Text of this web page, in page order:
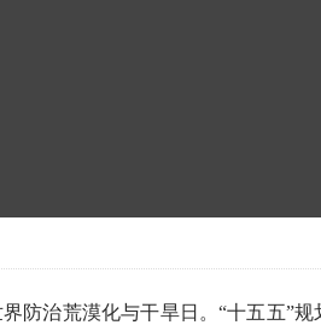
防治荒漠化与干旱日。“十五五”